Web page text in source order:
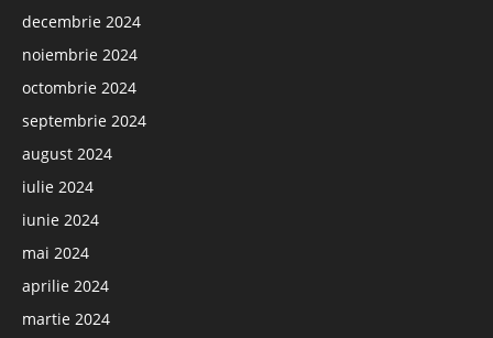
decembrie 2024
noiembrie 2024
octombrie 2024
septembrie 2024
august 2024
iulie 2024
iunie 2024
mai 2024
aprilie 2024
martie 2024